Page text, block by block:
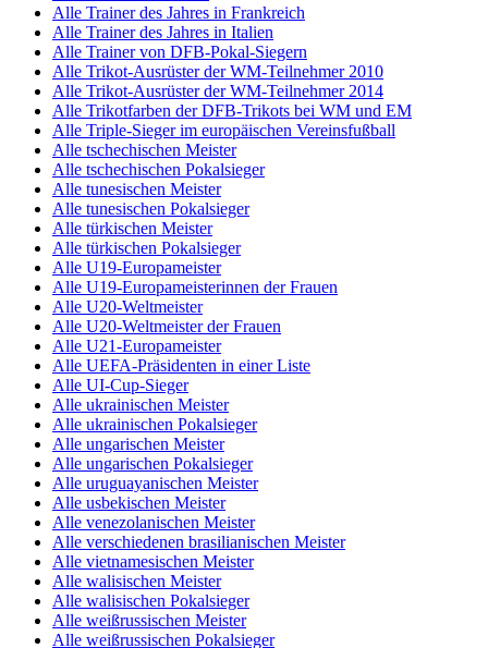
Alle Trainer des Jahres in Frankreich
Alle Trainer des Jahres in Italien
Alle Trainer von DFB-Pokal-Siegern
Alle Trikot-Ausrüster der WM-Teilnehmer 2010
Alle Trikot-Ausrüster der WM-Teilnehmer 2014
Alle Trikotfarben der DFB-Trikots bei WM und EM
Alle Triple-Sieger im europäischen Vereinsfußball
Alle tschechischen Meister
Alle tschechischen Pokalsieger
Alle tunesischen Meister
Alle tunesischen Pokalsieger
Alle türkischen Meister
Alle türkischen Pokalsieger
Alle U19-Europameister
Alle U19-Europameisterinnen der Frauen
Alle U20-Weltmeister
Alle U20-Weltmeister der Frauen
Alle U21-Europameister
Alle UEFA-Präsidenten in einer Liste
Alle UI-Cup-Sieger
Alle ukrainischen Meister
Alle ukrainischen Pokalsieger
Alle ungarischen Meister
Alle ungarischen Pokalsieger
Alle uruguayanischen Meister
Alle usbekischen Meister
Alle venezolanischen Meister
Alle verschiedenen brasilianischen Meister
Alle vietnamesischen Meister
Alle walisischen Meister
Alle walisischen Pokalsieger
Alle weißrussischen Meister
Alle weißrussischen Pokalsieger